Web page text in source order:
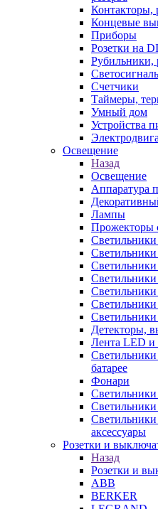
Контакторы,
Концевые
Приборы
Розетки на
Рубильники,
Счетчики
Таймеры,
Умный дом
Устройства
Освещение
Назад
Освещение
Аппаратура
Лампы
Прожекторы
Светильники
Детекторы,
Лента LED и
Светильники
батарее
Фонари
Светильники
аксессуары
Розетки и
Назад
Розетки и
ABB
BERKER